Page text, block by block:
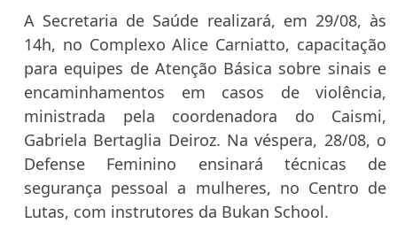
A Secretaria de Saúde realizará, em 29/08, às
14h, no Complexo Alice Carniatto, capacitação
para equipes de Atenção Básica sobre sinais e
encaminhamentos em casos de violência,
ministrada pela coordenadora do Caismi,
Gabriela Bertaglia Deiroz. Na véspera, 28/08, o
Defense Feminino ensinará técnicas de
segurança pessoal a mulheres, no Centro de
Lutas, com instrutores da Bukan School.